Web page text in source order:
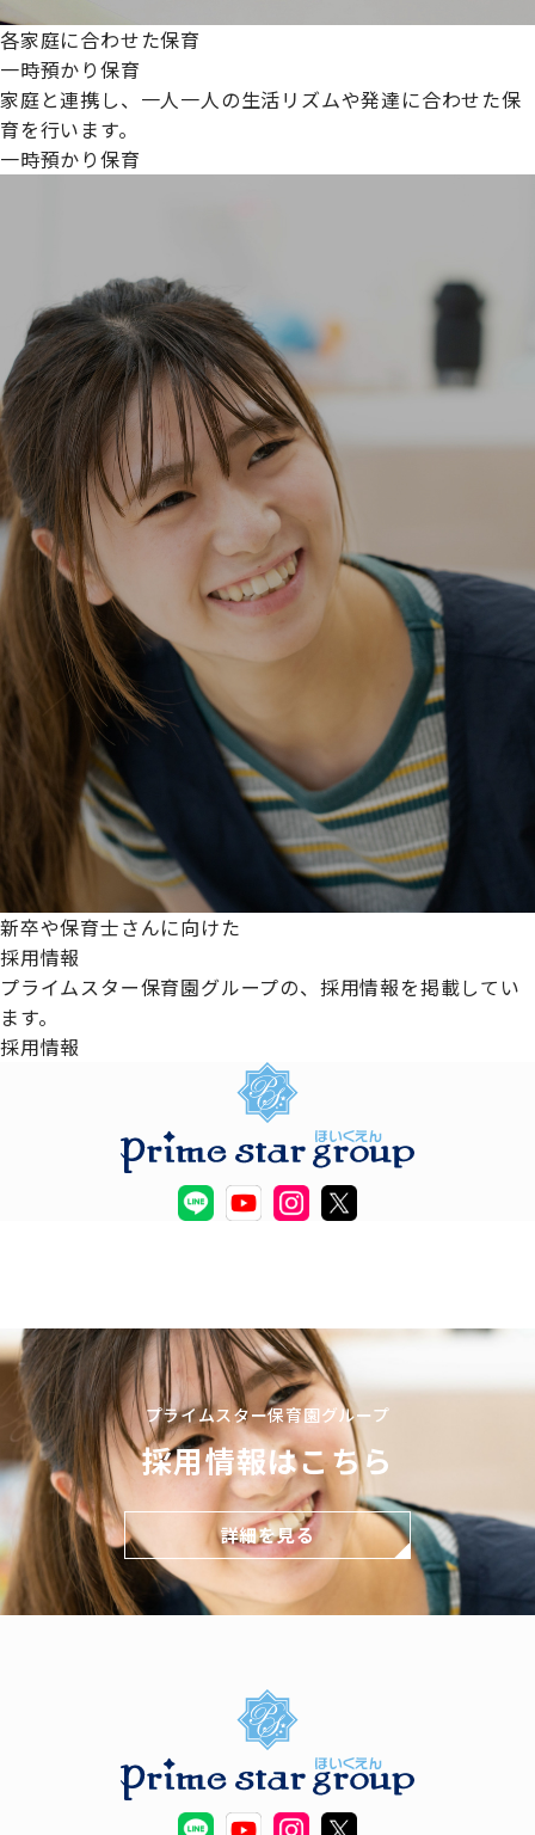
各家庭に合わせた保育
一時預かり保育
家庭と連携し、一人一人の生活リズムや発達に合わせた保
育を行います。
一時預かり保育
新卒や保育士さんに向けた
採用情報
プライムスター保育園グループの、採用情報を掲載してい
ます。
採用情報
プライムスター保育園グループ
採用情報はこちら
詳細を見る